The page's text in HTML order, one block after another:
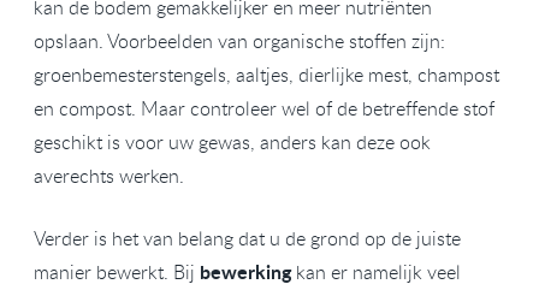
kan de bodem gemakkelijker en meer nutriënten
opslaan. Voorbeelden van organische stoffen zijn:
groenbemesterstengels, aaltjes, dierlijke mest, champost
en compost. Maar controleer wel of de betreffende stof
geschikt is voor uw gewas, anders kan deze ook
averechts werken.
Verder is het van belang dat u de grond op de juiste
manier bewerkt. Bij bewerkingkan er namelijk veel